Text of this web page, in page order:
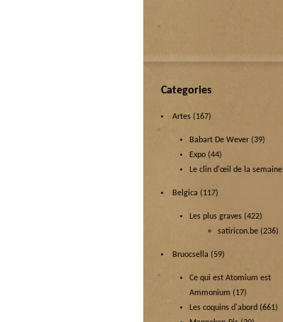
Categories
Artes (167)
Babart De Wever (39)
Expo (44)
Le clin d'œil de la semaine
Belgica (117)
Les plus graves (422)
satiricon.be (236)
Bruocsella (59)
Ce qui est Atomium est
Ammonium (17)
Les coquins d'abord (661)